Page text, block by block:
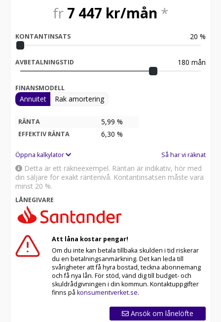
fr 7 447 kr/mån *
KONTANTINSATS 20 %
AVBETALNINGSTID 180 mån
FINANSMODELL
Annuitet Rak amortering
RÄNTA 5,99 %
EFFEKTIV RÄNTA 6,30 %
Öppna kalkylator Så har vi räknat
Detta är ett räkneexempel. Räntan är indikativ, hör med
din säljare för exakt räntenivå. Kontantinsatsen måste vara
minst 20 %.
LÅNEGIVARE
Att låna kostar pengar!
Om du inte kan betala tillbaka skulden i tid riskerar
du en betalningsanmärkning. Det kan leda till
svårigheter att få hyra bostad, teckna abonnemang
och få nya lån. För stöd, vänd dig till budget- och
skuldrådgivningen i din kommun. Kontaktuppgifter
finns på konsumentverket.se.
Ansök om lånelöfte